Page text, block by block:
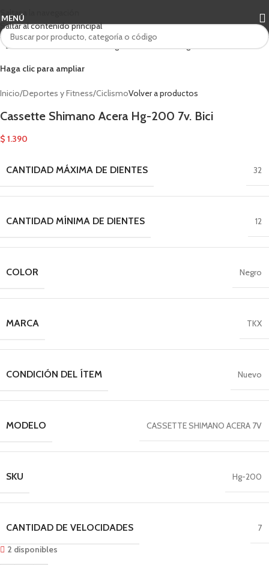
Saltar a la navegación
Saltar al contenido principal
MENÚ
Haga clic para ampliar
Inicio/Deportes y Fitness/CiclismoVolver a productos
Cassette Shimano Acera Hg-200 7v. Bici
$ 1.390
CANTIDAD MÁXIMA DE DIENTES 32
CANTIDAD MÍNIMA DE DIENTES 12
COLOR Negro
MARCA TKX
CONDICIÓN DEL ÍTEM Nuevo
MODELO CASSETTE SHIMANO ACERA 7V
SKU Hg-200
CANTIDAD DE VELOCIDADES
7
2 disponibles